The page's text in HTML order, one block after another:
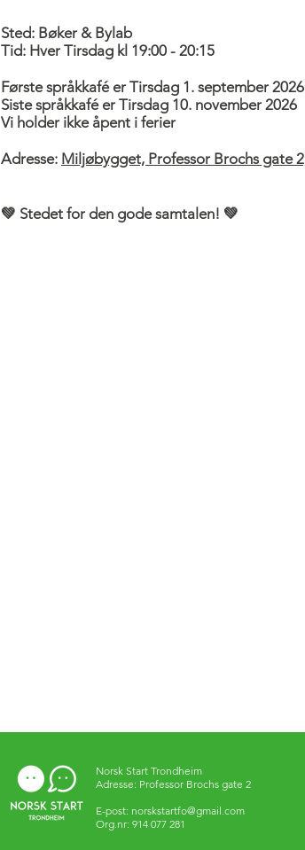
Sted:​ Bøker & Bylab
Tid: Hver Tirsdag kl 19:00 - 20:15
Første språkkafé er Tirsdag 1. september 2026
Siste språkkafé er Tirsdag 10. november 2026
Vi holder ikke åpent i ferier
Adresse: Miljøbygget, Professor Brochs gate
💚 Stedet for den gode samtalen! 💚
Norsk Start Trondheim
Adresse: Professor Brochs gate 2
E-post: norskstartfo@gmail.com
Org.nr: 914 077 281